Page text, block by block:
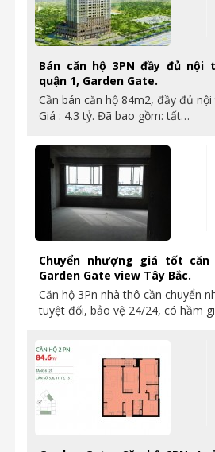
Bán căn hộ 3PN đầy đủ nội
quận 1, Garden Gate.
Cần bán căn hộ 84m2, đầy đủ
Giá : 4.3 tỷ. Đã bao gồm: tất…
Chuyển nhượng giá tốt
Garden Gate view Tây Bắc.
Căn hộ 3Pn nhà thô cần chuyển
tuyệt đối, bảo vệ 24/24, có hầm